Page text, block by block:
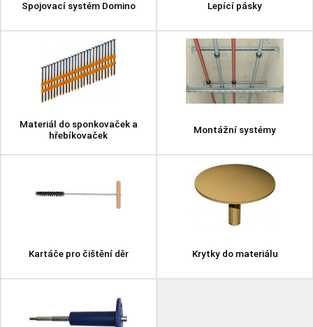
Spojovací systém Domino Lepící pásky
Materiál do sponkovaček a
hřebíkovaček
Montážní systémy
Kartáče pro čištění děr Krytky do materiálu